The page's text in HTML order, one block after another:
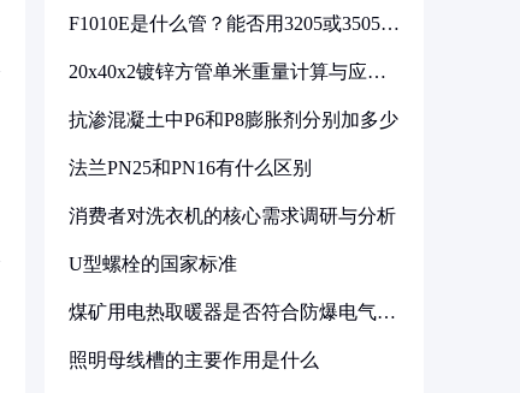
F1010E是什么管？能否用3205或3505代
20x40x2镀锌方管单米重量计算与应用
抗渗混凝土中P6和P8膨胀剂分别加多少
法兰PN25和PN16有什么区别
消费者对洗衣机的核心需求调研与分析
U型螺栓的国家标准
煤矿用电热取暖器是否符合防爆电气设
照明母线槽的主要作用是什么